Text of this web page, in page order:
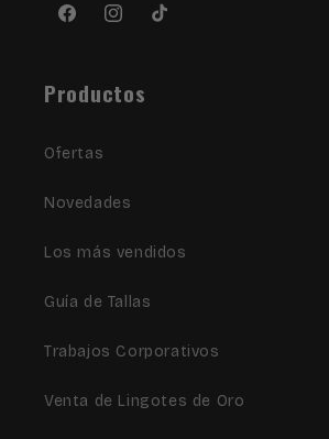
FacebookInstagram
TikTok
Productos
Ofertas
Novedades
Los más vendidos
Guía de Tallas
Trabajos Corporativos
Venta de Lingotes de Oro